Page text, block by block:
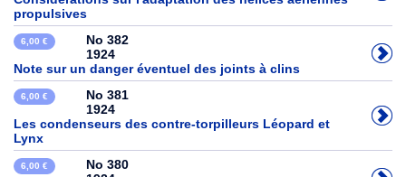
propulsives
6,00 €
No 382
1924
Note sur un danger éventuel des joints à clins
6,00 €
No 381
1924
Les condenseurs des contre-torpilleurs Léopard et
Lynx
6,00 €
No 380